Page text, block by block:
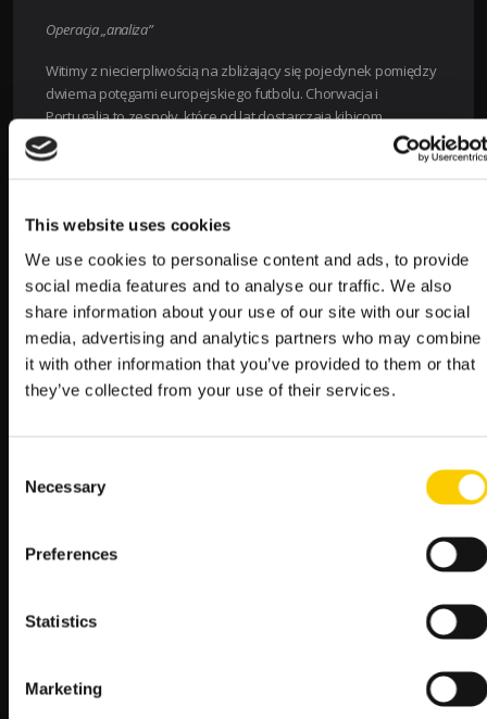
This website uses cookies
We use cookies to personalise content and ads, to provide
social media features and to analyse our traffic. We also
share information about your use of our site with our social
media, advertising and analytics partners who may combine
it with other information that you’ve provided to them or that
they’ve collected from your use of their services.
Selection
Necessary
Preferences
Statistics
Marketing
Operacja „analiza”
Witimy z niecierpliwością na zbliżający się pojedynek pomiędzy
dwiema potęgami europejskiego futbolu. Chorwacja i
Portugalia to zespoły, które od lat dostarczają kibicom
niezapomnianych emocji, nie tylko europejskich, ale i
światowych boisk. Analiza okazuje się nie lada wyzwaniem,
Przewidywania LV BET
LV BET, jeden z czołowych bukmacherów w naszym kraju,
obiektywnie ocenia sytuację na boisku. Z ich analizy wynika, że
nieznacznym faworytem jest Portugalia. Dlaczego? Odpowiedź
kryje się w kilku kluczowych aspektach, które zostaną
dokładniej omówione.
poszczycić się obecnością piłkarskich ikon, które
Stabilna linia defensywna:
Defensywa zespołu,
Wsparcie kibiców:
liczyć na gorące wsparcie swoich kibiców, co potrafi
podnieść morale drużyny do niespotykanych